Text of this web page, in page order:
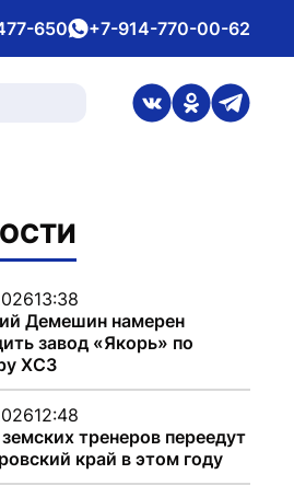
650whatsApp
+7-914-770-00-62
ссылка на
ссылка на
13:38
Демешин намерен
завод «Якорь» по
ХСЗ
12:48
тренеров переедут
край в этом году